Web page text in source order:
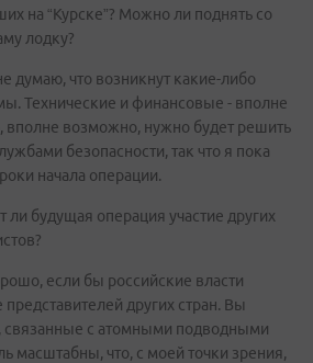
на “Курске”? Можно ли поднять со
лодку?
думаю, что возникнут какие-либо
Технические и финансовые - вполне
вполне возможно, нужно будет решить
безопасности, так что я пока
начала операции.
ли будущая операция участие других
если бы российские власти
представителей других стран. Вы
связанные с атомными подводными
масштабны, что, с моей точки зрения,